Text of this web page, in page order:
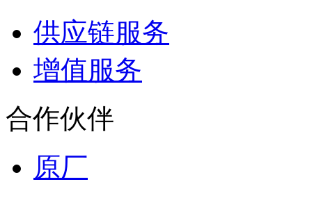
供应链服务
增值服务
合作伙伴
原厂